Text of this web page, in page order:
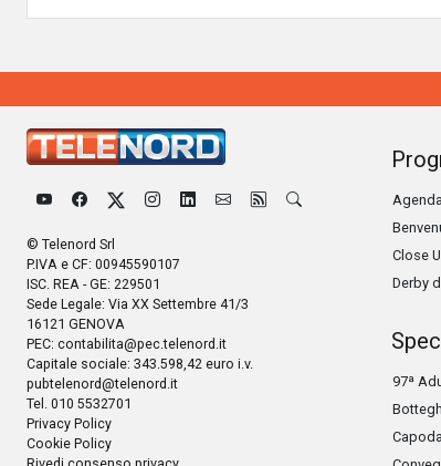
© Telenord Srl
P.IVA e CF: 00945590107
ISC. REA - GE: 229501
Sede Legale: Via XX Settembre 41/3
16121 GENOVA
PEC: contabilita@pec.telenord.it
Capitale sociale: 343.598,42 euro i.v.
pubtelenord@telenord.it
Tel. 010 5532701
Privacy Policy
Cookie Policy
Close
Derby
97ª